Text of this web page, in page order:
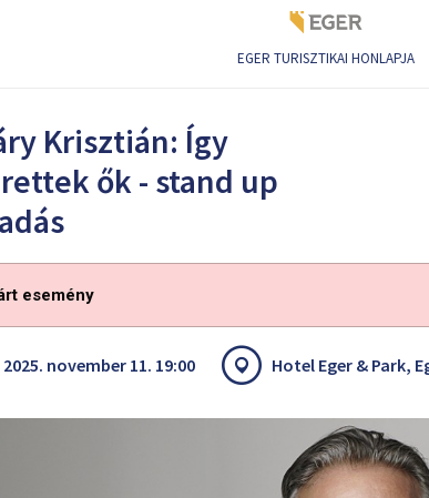
EGER TURISZTIKAI HONLAPJA
Krisztián: Így
ők - stand up
esemény
2025. november 11. 19:00 Hotel Eger & Park,